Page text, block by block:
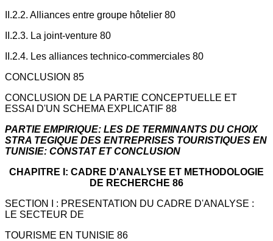
II.2.2. Alliances entre groupe hôtelier 80
II.2.3. La joint-venture 80
II.2.4. Les alliances technico-commerciales 80
CONCLUSION 85
CONCLUSION DE LA PARTIE CONCEPTUELLE ET
ESSAI D'UN SCHEMA EXPLICATIF 88
PARTIE EMPIRIQUE: LES DE TERMINANTS DU CHOIX
STRA TEGIQUE DES ENTREPRISES TOURISTIQUES EN
TUNISIE: CONSTAT ET CONCLUSION
CHAPITRE I: CADRE D'ANALYSE ET METHODOLOGIE
DE RECHERCHE 86
SECTION I : PRESENTATION DU CADRE D'ANALYSE :
LE SECTEUR DE
TOURISME EN TUNISIE 86